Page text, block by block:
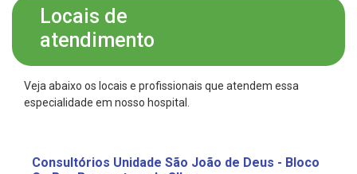
Locais de
atendimento
Veja abaixo os locais e profissionais que atendem essa
especialidade em nosso hospital.
Consultórios Unidade São João de Deus - Bloco